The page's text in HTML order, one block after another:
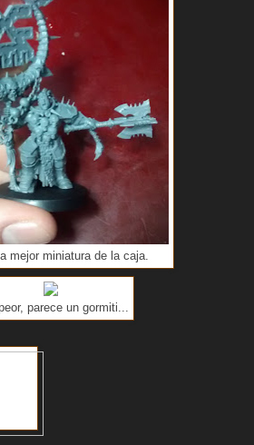
mejor miniatura de la caja.
parece un gormiti...